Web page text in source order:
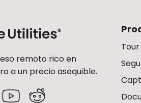
remoto rico en
a un precio asequible.
Tour